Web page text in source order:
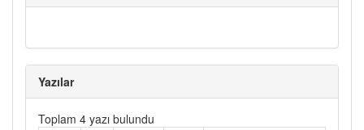
Yazılar
Toplam 4 yazı bulundu